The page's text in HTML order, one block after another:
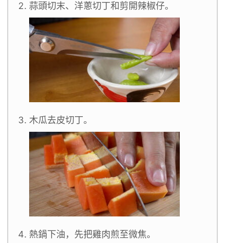
蒜頭切末、洋蔥切丁和剪開辣椒仔。
木瓜去皮切丁。
熱鍋下油，先把雞肉煎至微焦。